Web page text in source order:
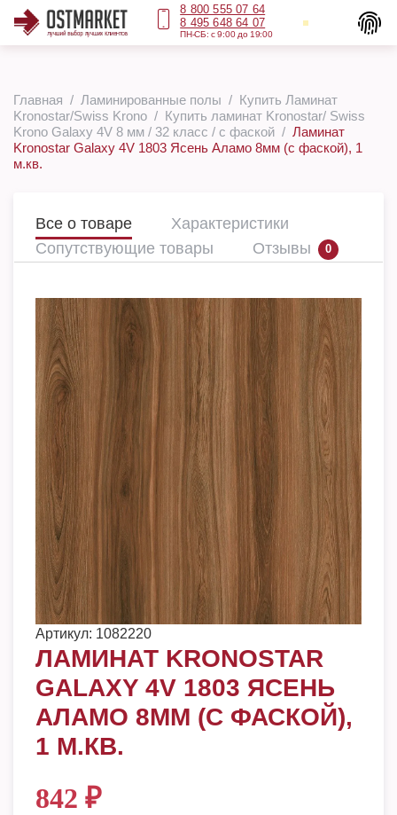
8 800 555 07 64
8 495 648 64 07
ПН-СБ: с 9:00 до 19:00
Главная Ламинированные полы
Купить Ламинат
Kronostar/Swiss Krono
Купить ламинат Kronostar/ Swiss
Krono Galaxy 4V 8 мм / 32 класс / с фаской
Ламинат
Kronostar Galaxy 4V 1803 Ясень Аламо 8мм (с фаской), 1
м.кв.
Все о товаре
Характеристики
Сопутствующие товары
Отзывы 0
Артикул: 1082220
ЛАМИНАТ KRONOSTAR
GALAXY 4V 1803 ЯСЕНЬ
АЛАМО 8ММ (С ФАСКОЙ),
1 М.КВ.
842 ₽